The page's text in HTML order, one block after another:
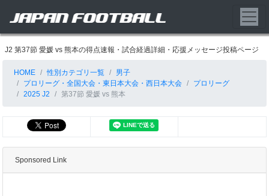
J2 第37節 愛媛 vs 熊本の得点速報・試合経過詳細・応援メッセージ投稿ページ
HOME 性別カテゴリ一覧
男子
プロリーグ・全国大会・東日本大会・西日本大会
プロリーグ
2025 J2
第37節 愛媛 vs 熊本
Sponsored Link